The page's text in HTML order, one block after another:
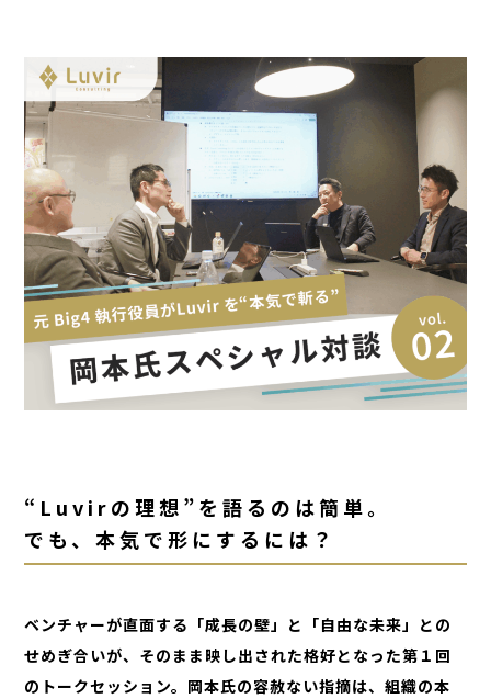
“Luvirの理想”を語るのは簡単。
でも、本気で形にするには？
ベンチャーが直面する「成長の壁」と「自由な未来」との
せめぎ合いが、そのまま映し出された格好となった第１回
のトークセッション。岡本氏の容赦ない指摘は、組織の本